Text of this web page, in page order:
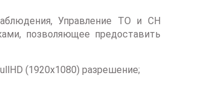
Управление ТО и СН
позволяющее предоставить
(1920x1080) разрешение;